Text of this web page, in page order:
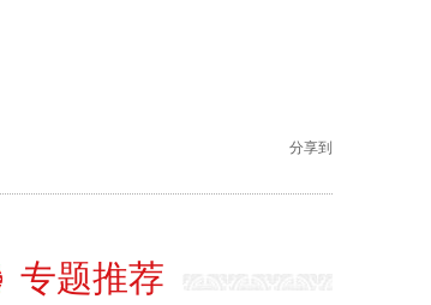
分享到
专题推荐